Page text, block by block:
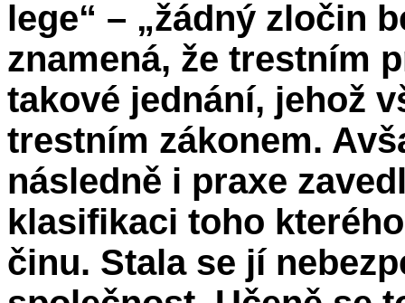
lege“ – „žádný zločin
znamená, že trestním
takové jednání, jehož
trestním zákonem.
následně i praxe
klasifikaci toho
činu. Stala se jí